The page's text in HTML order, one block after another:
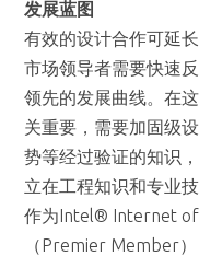
发展蓝图
有效的设计合作可延
市场领导者需要快速
领先的发展曲线。在
关重要，需要加固级
势等经过验证的知识
立在工程知识和专业
作为Intel® Internet of
（Premier Member